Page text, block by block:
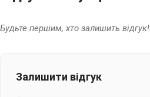
Будьте першим, хто залишить відгук!
Залишити відгук